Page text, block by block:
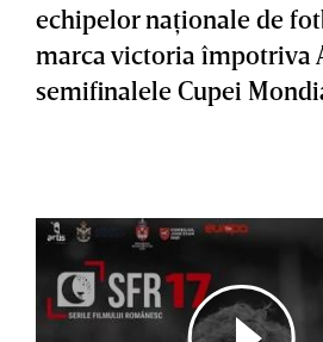
echipelor naţionale de
marca victoria împotriva
semifinalele Cupei